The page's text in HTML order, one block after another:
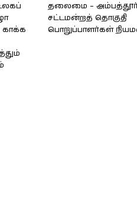
காக்க
தலைமை –
சட்டமன்றத் தொகுதி
பொறுப்பாளர்கள்